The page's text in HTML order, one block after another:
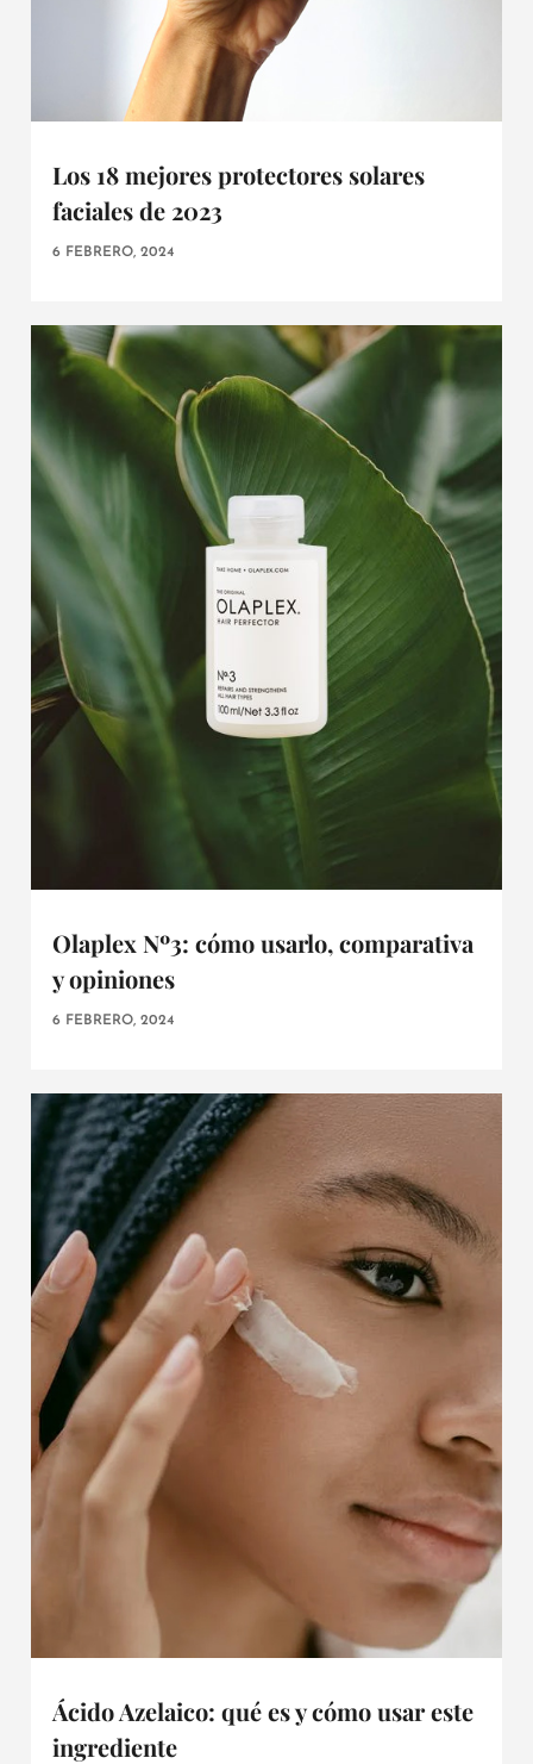
Los 18 mejores protectores solares
faciales de 2023
6 FEBRERO, 2024
Olaplex Nº3: cómo usarlo, comparativa
y opiniones
6 FEBRERO, 2024
Ácido Azelaico: qué es y cómo usar este
ingrediente